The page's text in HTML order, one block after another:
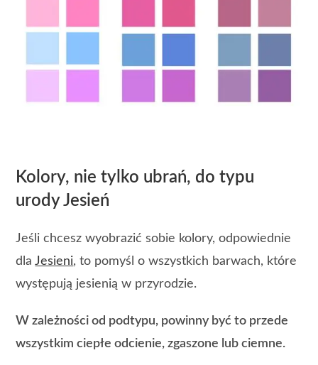
Kolory, nie tylko ubrań, do typu
urody Jesień
Jeśli chcesz wyobrazić sobie kolory, odpowiednie
dlaJesieni, to pomyśl o wszystkich barwach, które
występują jesienią w przyrodzie.
W zależności od podtypu, powinny być to przede
wszystkim ciepłe odcienie, zgaszone lub ciemne.